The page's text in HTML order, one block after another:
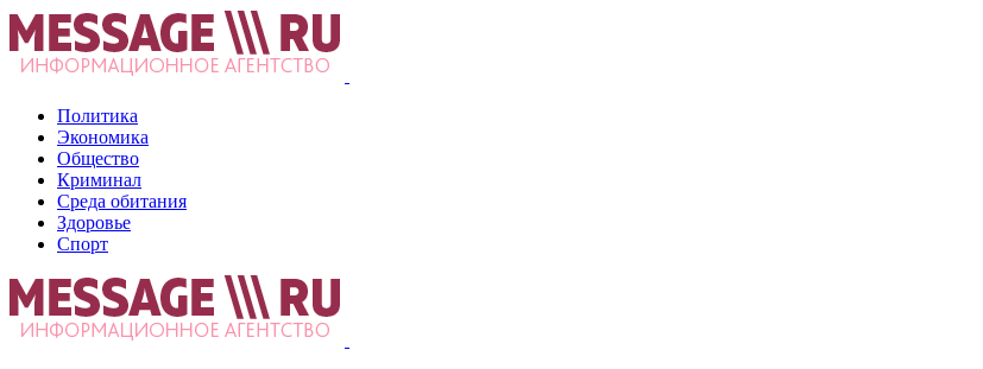
Политика
Экономика
Общество
Криминал
Среда обитания
Здоровье
Спорт